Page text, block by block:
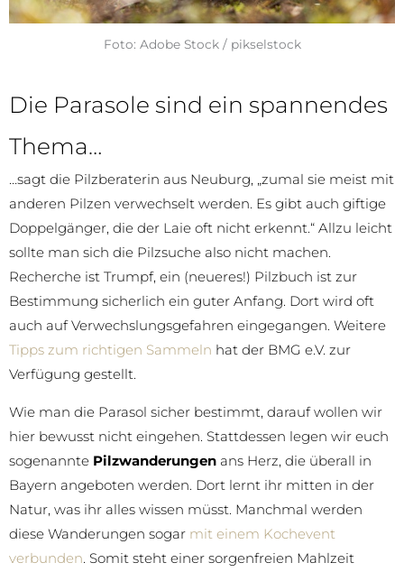
Foto: Adobe Stock / pikselstock
Die Parasole sind ein spannendes
Thema…
…sagt die Pilzberaterin aus Neuburg, „zumal sie meist mit
anderen Pilzen verwechselt werden. Es gibt auch giftige
Doppelgänger, die der Laie oft nicht erkennt.“ Allzu leicht
sollte man sich die Pilzsuche also nicht machen.
Recherche ist Trumpf, ein (neueres!) Pilzbuch ist zur
Bestimmung sicherlich ein guter Anfang. Dort wird oft
auch auf Verwechslungsgefahren eingegangen. Weitere
Tipps zum richtigen Sammeln hat der BMG e.V. zur
Verfügung gestellt.
Wie man die Parasol sicher bestimmt, darauf wollen wir
hier bewusst nicht eingehen. Stattdessen legen wir euch
sogenannte Pilzwanderungen ans Herz, die überall in
Bayern angeboten werden. Dort lernt ihr mitten in der
Natur, was ihr alles wissen müsst. Manchmal werden
diese Wanderungen sogar mit einem Kochevent
verbunden. Somit steht einer sorgenfreien Mahlzeit